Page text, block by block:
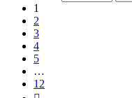
1
2
3
4
5
…
12